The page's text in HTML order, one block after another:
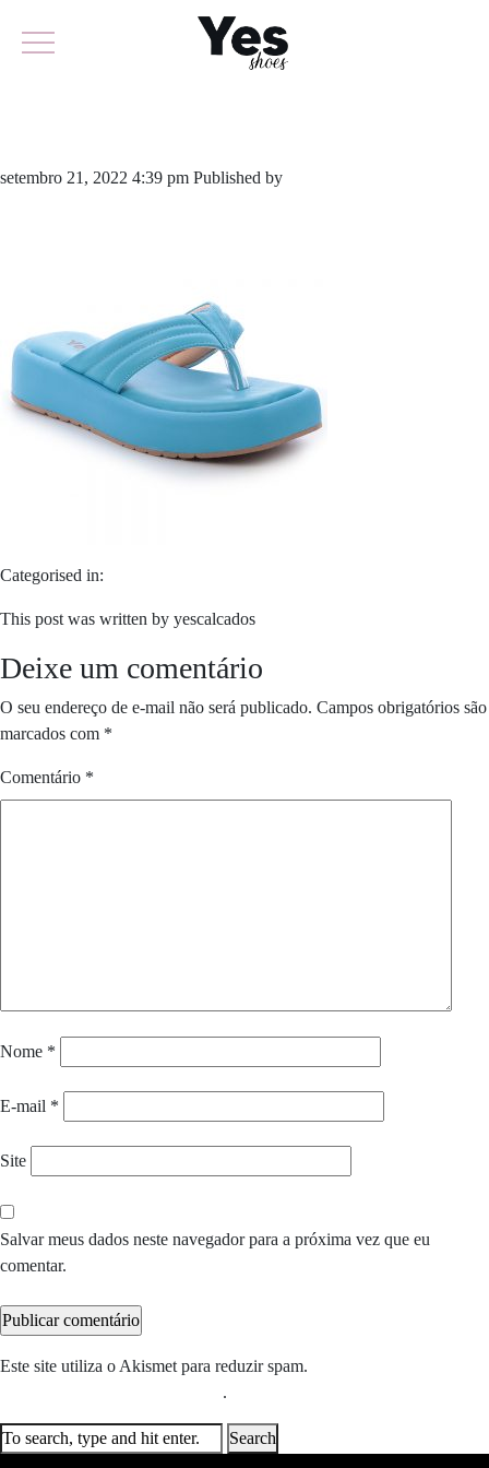
setembro 21, 2022 4:39 pm Published by
Categorised in:
This post was written by yescalcados
Deixe um comentário
O seu endereço de e-mail não será publicado. Campos obrigatórios são
marcados com *
Comentário *
Nome *
E-mail *
Site
Salvar meus dados neste navegador para a próxima vez que eu
comentar.
Este site utiliza o Akismet para reduzir spam.
.
Search